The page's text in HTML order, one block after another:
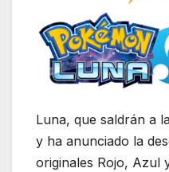
Luna, que saldrán a
y ha anunciado la
originales Rojo, Azul